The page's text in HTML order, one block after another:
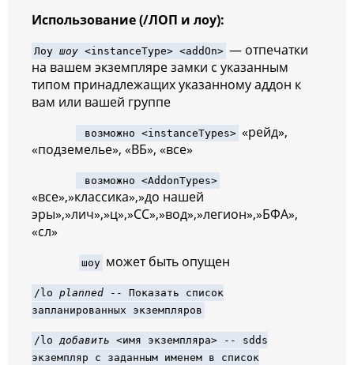
Использование (/ЛОП и лоу):
Лоу шоу <instanceType> <addOn> — отпечатки
на вашем экземпляре замки с указанным
типом принадлежащих указанному аддон к
вам или вашей группе
возможно <instanceTypes> «рейд»,
«подземелье», «ВБ», «все»
возможно <AddonTypes>
«все»,»классика»,»до нашей
эры»,»лич»,»ц»,»СС»,»вод»,»легион»,»БФА»,
«сл»
шоу может быть опущен
/lo planned -- Показать список
запланированных экземпляров
/lo добавить <имя экземпляра> -- sdds
экземпляр с заданным именем в список